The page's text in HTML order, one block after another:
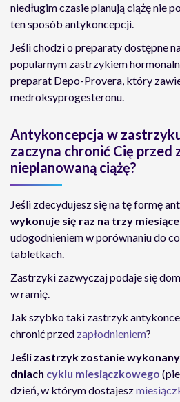
niedługim czasie planują ciążę nie
ten sposób antykoncepcji.
Jeśli chodzi o preparaty dostępne
popularnym zastrzykiem
preparat Depo-Provera, który
medroksyprogesteronu.
Antykoncepcja w
zaczyna chronić Cię przed
nieplanowaną ciążę?
Jeśli zdecydujesz się na tę formę
wykonuje się raz na trzy miesiące
udogodnieniem w porównaniu do
tabletkach.
Zastrzyki zazwyczaj podaje się
w ramię.
Jak szybko taki zastrzyk
chronić przed zapłodnieniem?
Jeśli zastrzyk zostanie
dniach cyklu miesiączkowego
dzień, w którym dostajesz